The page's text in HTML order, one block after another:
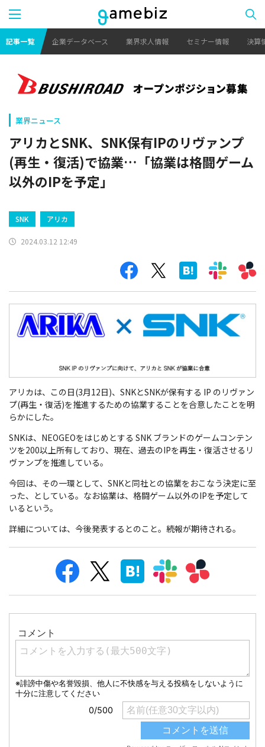
記事一覧 企業データベース 業界求人情報 セミナー情報 決算
業界ニュース
アリカとSNK、SNK保有IPのリヴァンプ
(再生・復活)で協業…「協業は格闘ゲーム
以外のIPを予定」
SNK アリカ
2024.03.12 12:49
アリカは、この日(3月12日)、SNKとSNKが保有する IP のリヴァン
プ(再生・復活)を推進するための協業することを合意したことを明
らかにした。
SNKは、NEOGEOをはじめとする SNK ブランドのゲームコンテン
ツを200以上所有しており、現在、過去のIPを再生・復活させるリ
ヴァンプを推進している。
今回は、その一環として、SNKと同社との協業をおこなう決定に至
った、としている。なお協業は、格闘ゲーム以外のIPを予定して
いるという。
詳細については、今後発表するとのこと。続報が期待される。